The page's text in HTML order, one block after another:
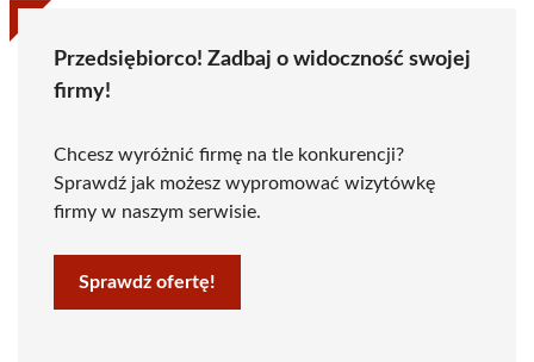
Przedsiębiorco! Zadbaj o widoczność swojej
firmy!
Chcesz wyróżnić firmę na tle konkurencji?
Sprawdź jak możesz wypromować wizytówkę
firmy w naszym serwisie.
Sprawdź ofertę!